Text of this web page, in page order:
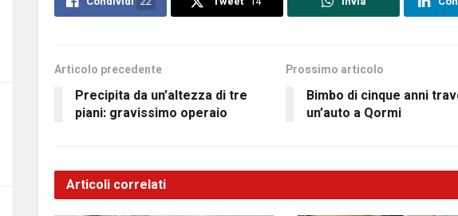
Articolo precedente
Precipita da un’altezza di tre
piani: gravissimo operaio
Prossimo articolo
Bimbo di cinque anni
un’auto a Qormi
Articoli correlati